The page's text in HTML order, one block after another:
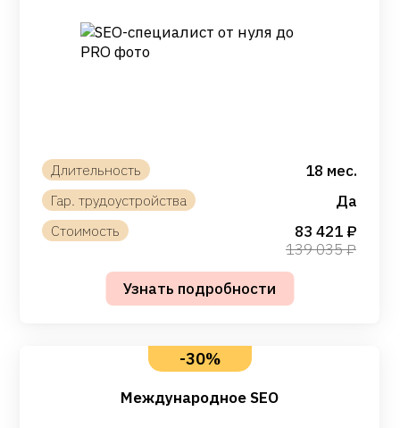
18 мес.
Да
83 421
139 035
Международное SEO
-30%